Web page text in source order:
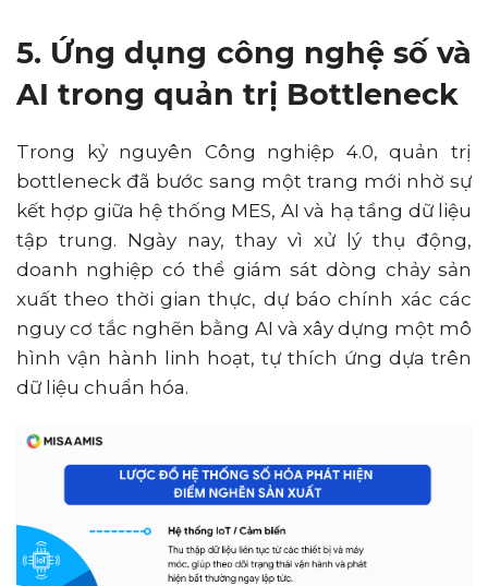
5. Ứng dụng công nghệ số và
AI trong quản trị Bottleneck
Trong kỷ nguyên Công nghiệp 4.0, quản trị
bottleneck đã bước sang một trang mới nhờ sự
kết hợp giữa hệ thống MES, AI và hạ tầng dữ liệu
tập trung. Ngày nay, thay vì xử lý thụ động,
doanh nghiệp có thể giám sát dòng chảy sản
xuất theo thời gian thực, dự báo chính xác các
nguy cơ tắc nghẽn bằng AI và xây dựng một mô
hình vận hành linh hoạt, tự thích ứng dựa trên
dữ liệu chuẩn hóa.